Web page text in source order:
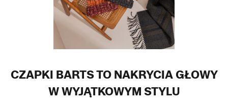
CZAPKI BARTS TO NAKRYCIA GŁOWY
W WYJĄTKOWYM STYLU